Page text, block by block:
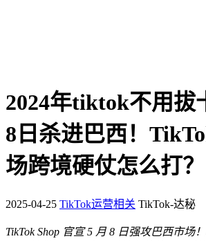
2024年tiktok不用拔
8日杀进巴西！
场跨境硬仗怎么打？
2025-04-25 TikTok运营相关 TikTok-达秘
TikTok Shop 官宣 5 月 8 日强攻巴西市场